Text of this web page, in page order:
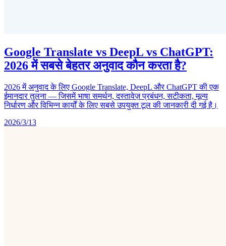
Google Translate vs DeepL vs ChatGPT:
2026 में सबसे बेहतर अनुवाद कौन करता है?
2026 में अनुवाद के लिए Google Translate, DeepL और ChatGPT की एक
ईमानदार तुलना — जिसमें भाषा समर्थन, दस्तावेज़ प्रबंधन, सटीकता, मूल्य
निर्धारण और विभिन्न कार्यों के लिए सबसे उपयुक्त टूल की जानकारी दी गई है।
2026/3/13